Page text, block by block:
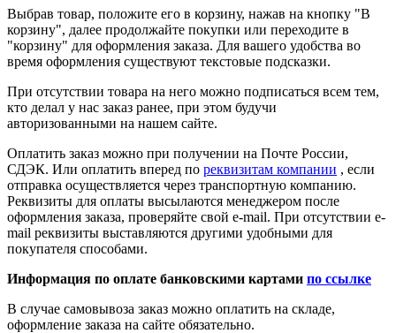
Выбрав товар, положите его в корзину, нажав на кнопку "В
корзину", далее продолжайте покупки или переходите в
"корзину" для оформления заказа. Для вашего удобства во
время оформления существуют текстовые подсказки.
При отсутствии товара на него можно подписаться всем тем,
кто делал у нас заказ ранее, при этом будучи
авторизованными на нашем сайте.
Оплатить заказ можно при получении на Почте России,
СДЭК. Или оплатить вперед по реквизитам компании , если
отправка осуществляется через транспортную компанию.
Реквизиты для оплаты высылаются менеджером после
оформления заказа, проверяйте свой e-mail. При отсутствии e-
mail реквизиты выставляются другими удобными для
покупателя способами.
Информация по оплате банковскими картами по ссылке
В случае самовывоза заказ можно оплатить на складе,
оформление заказа на сайте обязательно.